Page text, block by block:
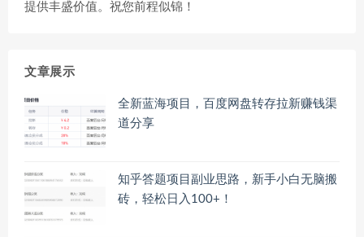
提供丰盛价值。祝您前程似锦！
文章展示
全新蓝海项目，百度网盘转存拉新赚钱渠
道分享
知乎答题项目副业思路，新手小白无脑搬
砖，轻松日入100+！